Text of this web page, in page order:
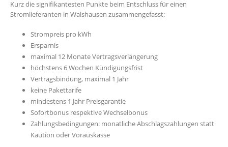
Kurz die signifikantesten Punkte beim Entschluss für einen
Stromlieferanten in Walshausen zusammengefasst:
Strompreis pro kWh
Ersparnis
maximal 12 Monate Vertragsverlängerung
höchstens 6 Wochen Kündigungsfrist
Vertragsbindung, maximal 1 Jahr
keine Pakettarife
mindestens 1 Jahr Preisgarantie
Sofortbonus respektive Wechselbonus
Zahlungsbedingungen: monatliche Abschlagszahlungen statt
Kaution oder Vorauskasse